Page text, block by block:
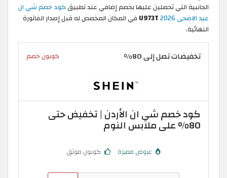
الجانبية التي تحصلين عليها بخصم إضافي عند تطبيق كود خصم شي ان
عيد الاضحى 2026
U973T في المكان المخصص له قبل إصدار الفاتورة
النهائية.
تخفيضات تصل إلى 80% كوبون خصم
كود خصم شي ان الأردن | تخفيض حتى
80% على ملابس النوم
عروض مميزة كوبون موثق